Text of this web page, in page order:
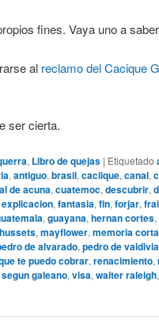
fines. Vaya uno a
al reclamo del Cacique
ser cierta.
, Libro de quejas | Etiquetado
,antiguo,brasil,caciique,canal,
de acuna,cuatemoc,descubrir,
explicacion,fantasia,fin,forjar,
,guayana,hernan cortes,
,mayflower,memoria corta
de alvarado,pedro de valdivia
te puedo cobrar,renacimiento,
galeano,visa,walter raleigh,